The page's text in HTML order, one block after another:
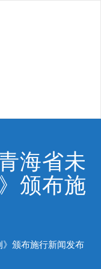
海省未
颁布施
颁布施行新闻发布